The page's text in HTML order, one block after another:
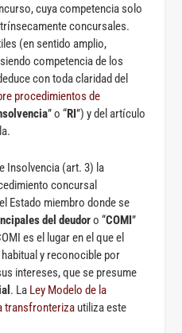
cuya competencia solo
concursales.
(en sentido amplio,
competencia de los
con toda claridad del
procedimientos de
” o “RI”) y del artículo
Insolvencia (art. 3) la
concursal
Estado miembro donde se
del deudoro “COMI”
es el lugar en el que el
y reconocible por
intereses, que se presume
. La Ley Modelo de la
transfronteriza utiliza este